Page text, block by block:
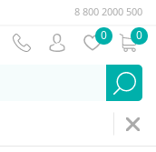
8 800 2000 500
0 0